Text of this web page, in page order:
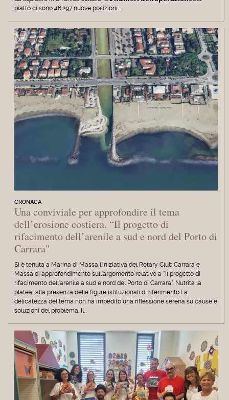
piatto ci sono 46.297 nuove posizioni…
CRONACA
Una conviviale per approfondire il tema
dell’erosione costiera. “Il progetto di
rifacimento dell’arenile a sud e nord del Porto di
Carrara"
Si è tenuta a Marina di Massa l'iniziativa del Rotary Club Carrara e
Massa di approfondimento sull'argomento relativo a "Il progetto di
rifacimento dell'arenile a sud e nord del Porto di Carrara". Nutrita la
platea, alla presenza delle figure istituzionali di riferimento.La
delicatezza del tema non ha impedito una riflessione serena su cause e
soluzioni del problema. Il…